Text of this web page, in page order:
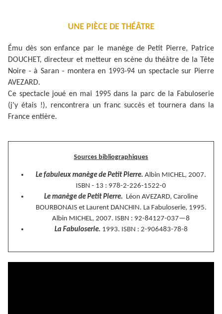
UNE PIÈCE DE THÉÂTRE
Ému dès son enfance par le manège de Petit Pierre, Patrice
DOUCHET, directeur et metteur en scène du théâtre de la Tête
Noire - à Saran - montera en 1993-94 un spectacle sur Pierre
AVEZARD.
Ce spectacle joué en mai 1995 dans la parc de la Fabuloserie
(j’y étais !), rencontrera un franc succès et tournera dans la
France entière.
Sources bibliographiques
Le fabuleux manège de Petit Pierre. Albin MICHEL, 2007.
ISBN - 13 : 978-2-226-1522-0
Le manège de Petit Pierre. Léon AVEZARD, Caroline
BOURBONAIS et Laurent DANCHIN. La Fabuloserie, 1995.
Albin MICHEL, 2007. ISBN : 92-84127-037—8
La Fabuloserie. 1993. ISBN : 2-906483-78-8